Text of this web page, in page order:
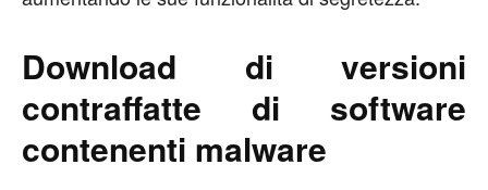
Download di versioni
contraffatte di software
contenenti malware